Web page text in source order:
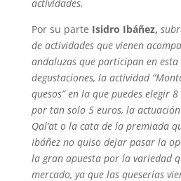
actividades.
Por su parte Isidro Ibáñez,
de actividades que vienen
andaluzas que participan en
degustaciones, la actividad
quesos” en la que puedes elegir
por tan solo 5 euros, la
Qal’at o la cata de la premiada
Ibáñez no quiso dejar pasar la
la gran apuesta por la variedad
mercado, ya que las queserías